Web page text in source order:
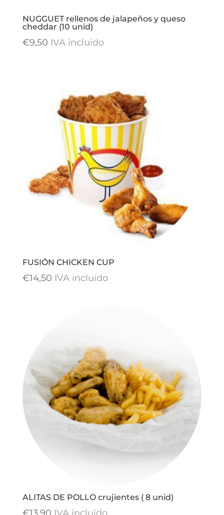
NUGGUET rellenos de jalapeños y queso
cheddar (10 unid)
€9,50 IVA incluido
FUSIÓN CHICKEN CUP
€14,50 IVA incluido
ALITAS DE POLLO crujientes ( 8 unid)